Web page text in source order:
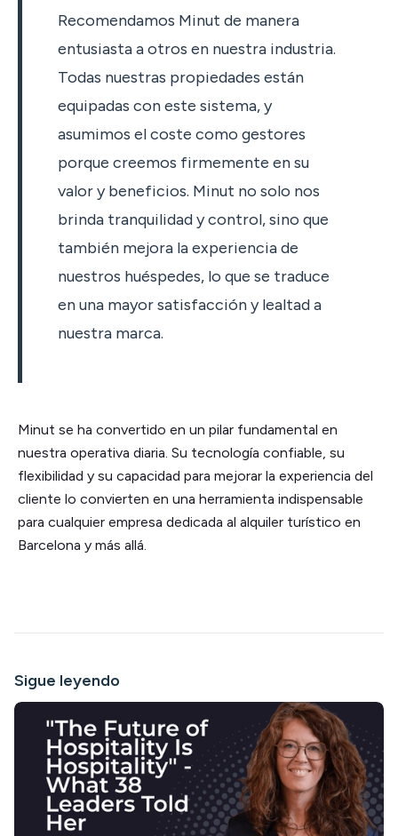
Recomendamos Minut de manera
entusiasta a otros en nuestra industria.
Todas nuestras propiedades están
equipadas con este sistema, y
asumimos el coste como gestores
porque creemos firmemente en su
valor y beneficios. Minut no solo nos
brinda tranquilidad y control, sino que
también mejora la experiencia de
nuestros huéspedes, lo que se traduce
en una mayor satisfacción y lealtad a
nuestra marca.
Minut se ha convertido en un pilar fundamental en
nuestra operativa diaria. Su tecnología confiable, su
flexibilidad y su capacidad para mejorar la experiencia del
cliente lo convierten en una herramienta indispensable
para cualquier empresa dedicada al alquiler turístico en
Barcelona y más allá.
Sigue leyendo